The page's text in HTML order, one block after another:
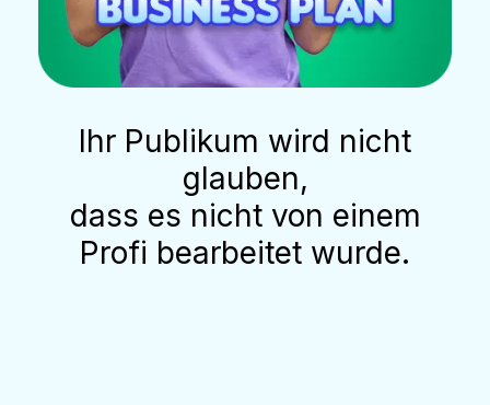
Ihr Publikum wird nicht
glauben,
dass es nicht von einem
Profi bearbeitet wurde.